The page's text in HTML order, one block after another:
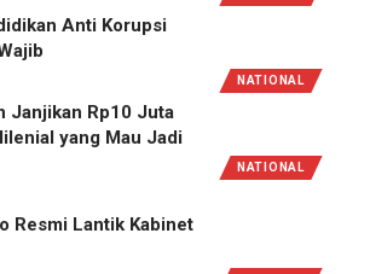
NATIONAL
Anti Korupsi
NATIONAL
Janjikan Rp10 Juta
yang Mau Jadi
Resmi Lantik Kabinet